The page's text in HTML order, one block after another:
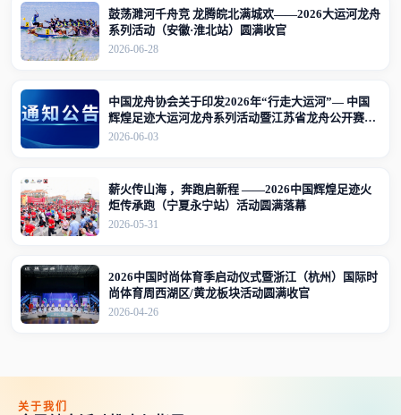
鼓荡濉河千舟竞 龙腾皖北满城欢——2026大运河龙舟
系列活动（安徽·淮北站）圆满收官
2026-06-28
中国龙舟协会关于印发2026年“行走大运河”— 中国
辉煌足迹大运河龙舟系列活动暨江苏省龙舟公开赛
（江苏·宜兴站）竞赛规程的通知
2026-06-03
薪火传山海 ，奔跑启新程 ——2026中国辉煌足迹火
炬传承跑（宁夏永宁站）活动圆满落幕
2026-05-31
2026中国时尚体育季启动仪式暨浙江（杭州）国际时
尚体育周西湖区/黄龙板块活动圆满收官
2026-04-26
关于我们